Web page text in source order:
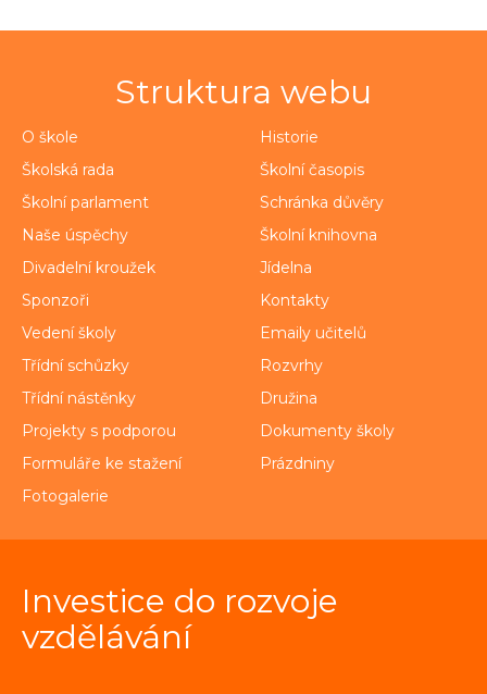
Struktura webu
O škole
Historie
Školská rada
Školní časopis
Školní parlament
Schránka důvěry
Naše úspěchy
Školní knihovna
Divadelní kroužek
Jídelna
Sponzoři
Kontakty
Vedení školy
Emaily učitelů
Třídní schůzky
Rozvrhy
Třídní nástěnky
Družina
Projekty s podporou
Dokumenty školy
Formuláře ke stažení
Prázdniny
Fotogalerie
Investice do rozvoje
vzdělávání